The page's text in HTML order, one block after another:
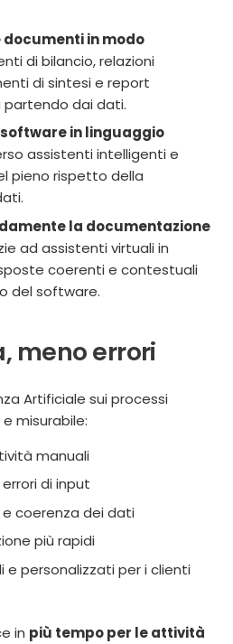
in modo
di bilancio, relazioni
di sintesi e report
dai dati.
in linguaggio
assistenti intelligenti e
pieno rispetto della
la documentazione
ad assistenti virtuali in
coerenti e contestuali
del software.
meno errori
Artificiale sui processi
misurabile:
manuali
di input
coerenza dei dati
più rapidi
e personalizzati per i clienti
in più tempo per le attività